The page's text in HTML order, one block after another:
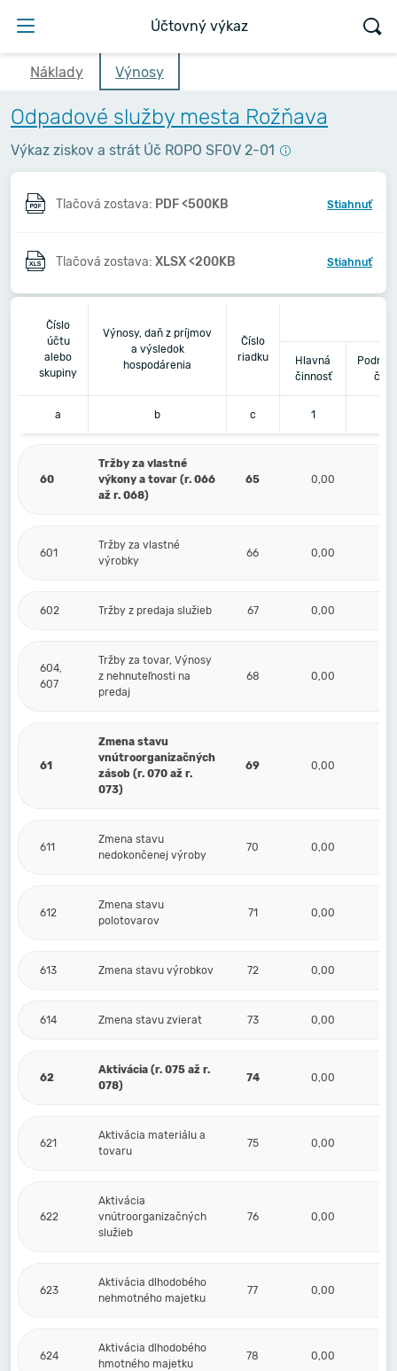
Účtovný výkaz
Náklady Výnosy
Odpadové služby mesta Rožňava
Výkaz ziskov a strát Úč ROPO SFOV 2-01
Tlačová zostava: PDF <500KB Stiahnuť
Tlačová zostava: XLSX <200KB Stiahnuť
Číslo
účtu
alebo
skupiny
Výnosy, daň z príjmov
a výsledok
hospodárenia
Číslo
riadku
Hlavná
činnosť
a b c 1
60
Tržby za vlastné
výkony a tovar (r. 066
až r. 068)
65 0,00
601
Tržby za vlastné
výrobky
66 0,00
602 Tržby z predaja služieb 67 0,00
604,
607
Tržby za tovar, Výnosy
z nehnuteľnosti na
predaj
68 0,00
61
Zmena stavu
vnútroorganizačných
zásob (r. 070 až r.
073)
69 0,00
611
Zmena stavu
nedokončenej výroby
70 0,00
612
Zmena stavu
polotovarov
71 0,00
613 Zmena stavu výrobkov 72 0,00
614 Zmena stavu zvierat 73 0,00
62
Aktivácia (r. 075 až r.
078)
74 0,00
621
Aktivácia materiálu a
tovaru
75 0,00
622
Aktivácia
vnútroorganizačných
služieb
76 0,00
623
Aktivácia dlhodobého
nehmotného majetku
77 0,00
624
Aktivácia dlhodobého
hmotného majetku
78 0,00